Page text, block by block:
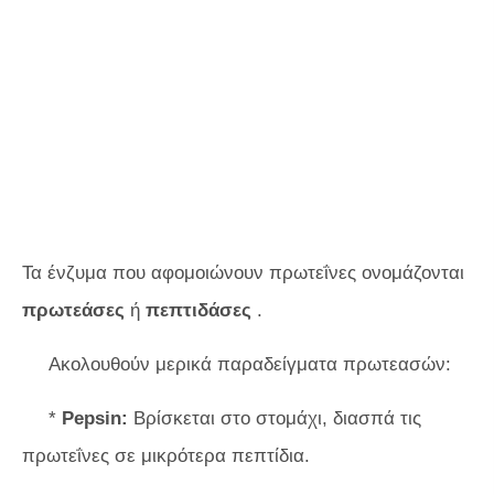
Τα ένζυμα που αφομοιώνουν πρωτεΐνες ονομάζονται
πρωτεάσες ή πεπτιδάσες .
Ακολουθούν μερικά παραδείγματα πρωτεασών:
* Pepsin: Βρίσκεται στο στομάχι, διασπά τις
πρωτεΐνες σε μικρότερα πεπτίδια.